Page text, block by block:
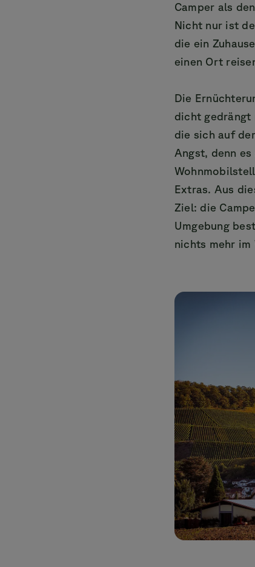
Camper als
Nicht nur ist
die ein
einen Ort
Die
dicht gedrängt
die sich auf
Angst, denn
Extras. Aus
Ziel: die
Umgebung
nichts mehr im